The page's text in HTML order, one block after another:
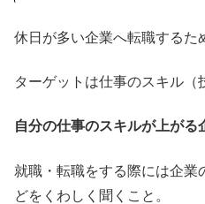
休日が多い企業へ転職するた
ターゲットは仕事のスキル（
自分の仕事のスキルが上がる
就職・転職をする際には企業
どをくわしく聞くこと。